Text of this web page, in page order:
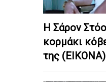
Η Σάρον
κορμάκι
της (ΕΙΚΟΝΑ)